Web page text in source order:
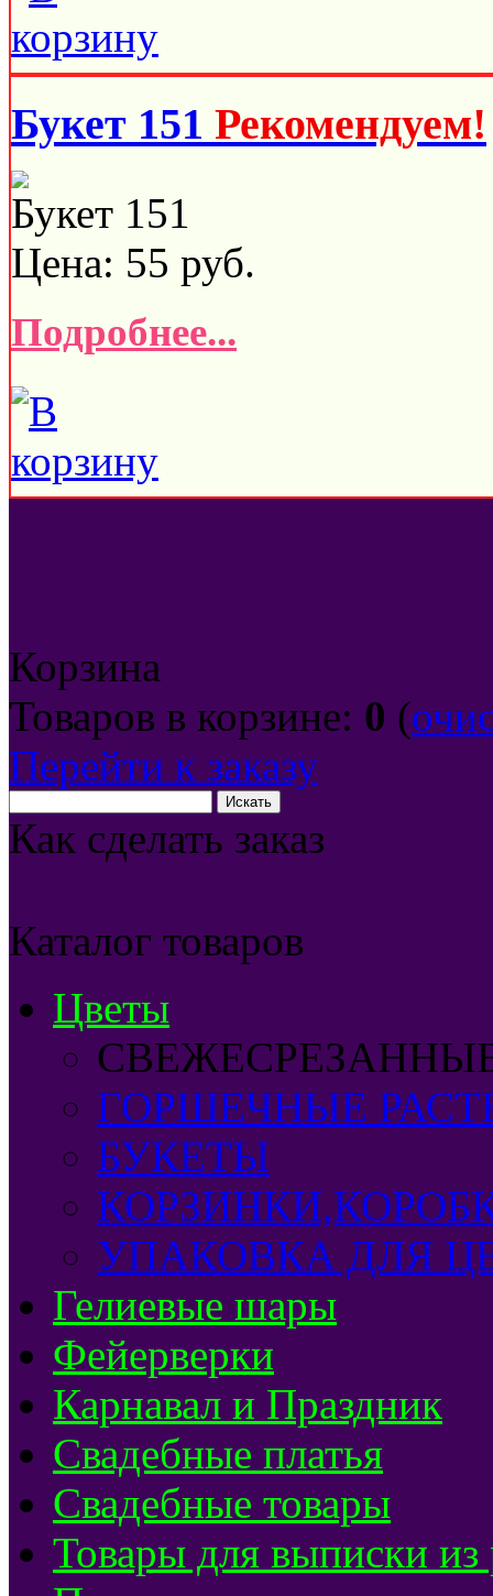
Букет 151 Рекомендуем!
Букет 151
Цена: 55 руб.
Подробнее...
Корзина
Товаров в корзине: 0 (
Перейти к заказу
Как сделать заказ
Каталог товаров
Цветы
ГОРШЕЧНЫЕ
БУКЕТЫ
УПАКОВКА ДЛЯ
Гелиевые шары
Фейерверки
Карнавал и Праздник
Свадебные платья
Свадебные товары
Товары для выписки из